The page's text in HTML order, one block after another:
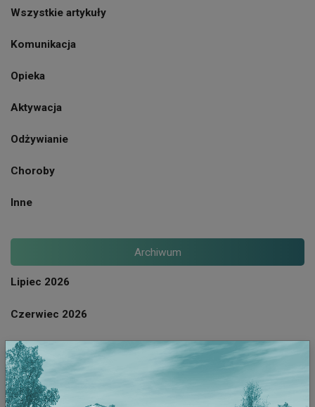
Wszystkie artykuły
Komunikacja
Opieka
Aktywacja
Odżywianie
Choroby
Inne
Archiwum
Lipiec 2026
Czerwiec 2026
Maj 2026
Kwiecien 2026